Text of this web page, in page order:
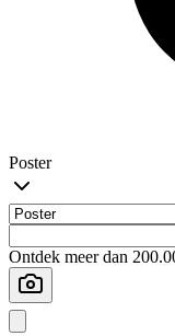
Poster
Ontdek meer dan